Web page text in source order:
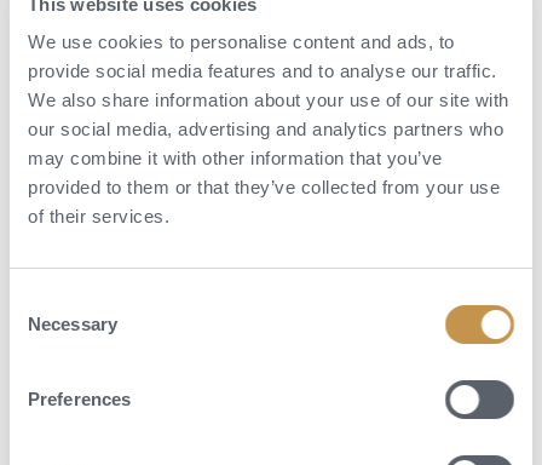
We use cookies to personalise content and ads, to
provide social media features and to analyse our traffic.
We also share information about your use of our site with
our social media, advertising and analytics partners who
may combine it with other information that you’ve
provided to them or that they’ve collected from your use
of their services.
Selection
Necessary
Preferences
Aktivity
V Le Logis si můžete užít širokou škálu aktivit, které dokonale
doplňují klidnou a luxusní atmosféru tohoto historického sídla. Pro
milovníky přírody a pěší turistiky jsou k dispozici malebné procházky
po okolních vinicích a zahradách. Hosté si mohou také zahrát na
užít filmový večer v soukromém kině. Pro ty, kteří si přejí objevovat